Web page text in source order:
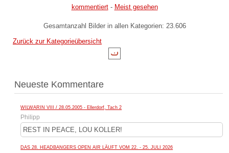
kommentiert- Meist gesehen
Gesamtanzahl Bilder in allen Kategorien: 23.606
Zurück zur Kategorieübersicht
Neueste Kommentare
WILWARIN VIII / 28.05.2005 - Ellerdorf, Tach 2
Philipp
REST IN PEACE, LOU KOLLER!
DAS 28. HEADBANGERS OPEN AIR LÄUFT VOM 22. - 25. JULI 2026